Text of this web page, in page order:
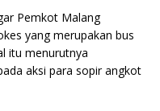
Pemkot Malang
yang merupakan bus
itu menurutnya
aksi para sopir angkot